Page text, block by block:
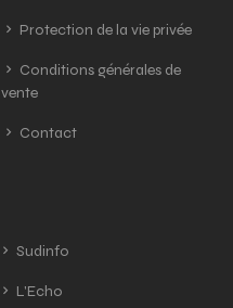
Protection de la vie privée
Conditions générales de
vente
Contact
Sudinfo
L'Echo